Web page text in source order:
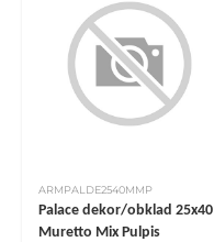
ARMPALDE2540MMP
Palace dekor/obklad 25x40
Muretto Mix Pulpis